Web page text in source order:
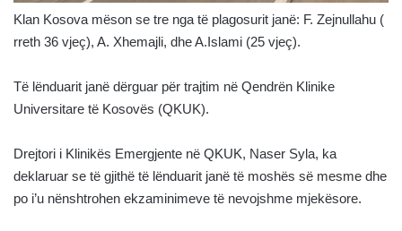
Klan Kosova mëson se tre nga të plagosurit janë: F. Zejnullahu (
rreth 36 vjeç), A. Xhemajli, dhe A.Islami (25 vjeç).
Të lënduarit janë dërguar për trajtim në Qendrën Klinike
Universitare të Kosovës (QKUK).
Drejtori i Klinikës Emergjente në QKUK, Naser Syla, ka
deklaruar se të gjithë të lënduarit janë të moshës së mesme dhe
po i’u nënshtrohen ekzaminimeve të nevojshme mjekësore.